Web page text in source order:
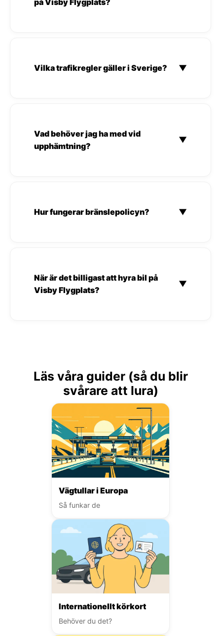
Vilka trafikregler gäller i Sverige? ▼
Vad behöver jag ha med vid
upphämtning?
▼
Hur fungerar bränslepolicyn? ▼
När är det billigast att hyra bil på
Visby Flygplats?
▼
Läs våra guider (så du blir
svårare att lura)
Vägtullar i Europa
Så funkar de
Internationellt körkort
Behöver du det?